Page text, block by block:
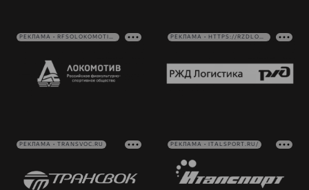
РЕКЛАМА • RFSOLOKOMOTIV.RU РЕКЛАМА • HTTPS://RZDLOG.RU/
РЕКЛАМА • TRANSVOC.RU РЕКЛАМА • ITALSPORT.RU/